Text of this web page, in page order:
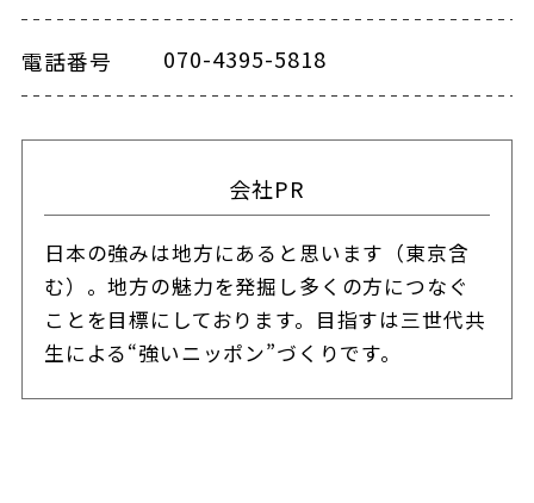
電話番号 070-4395-5818
会社PR
日本の強みは地方にあると思います（東京含
む）。地方の魅力を発掘し多くの方につなぐ
ことを目標にしております。目指すは三世代共
生による“強いニッポン”づくりです。